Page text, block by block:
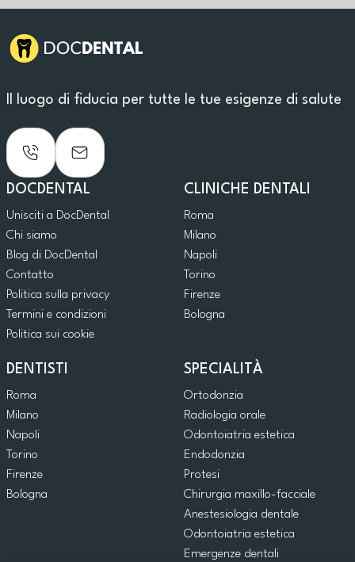
Il luogo di fiducia per tutte le tue esigenze di salute
DOCDENTAL
Unisciti a DocDental
Chi siamo
Blog di DocDental
Contatto
Politica sulla privacy
Termini e condizioni
Politica sui cookie
CLINICHE DENTALI
Roma
Milano
Napoli
Torino
Firenze
Bologna
DENTISTI
Roma
Milano
Napoli
Torino
Firenze
Bologna
SPECIALITÀ
Ortodonzia
Radiologia orale
Odontoiatria estetica
Endodonzia
Protesi
Chirurgia maxillo-facciale
Anestesiologia dentale
Odontoiatria estetica
Emergenze dentali